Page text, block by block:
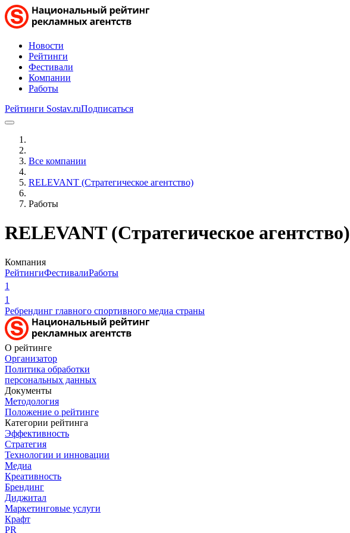
Новости
Рейтинги
Фестивали
Компании
Работы
Рейтинги Sostav.ruПодписаться
Все компании
RELEVANT (Стратегическое агентство)
Работы
RELEVANT (Стратегическое агентство)
Компания
РейтингиФестивалиРаботы
1
1
Ребрендинг главного спортивного медиа страны
О рейтинге
Организатор
Политика обработки
персональных данных
Документы
Методология
Положение о рейтинге
Категории рейтинга
Эффективность
Стратегия
Технологии и инновации
Медиа
Креативность
Брендинг
Диджитал
Маркетинговые услуги
Крафт
PR